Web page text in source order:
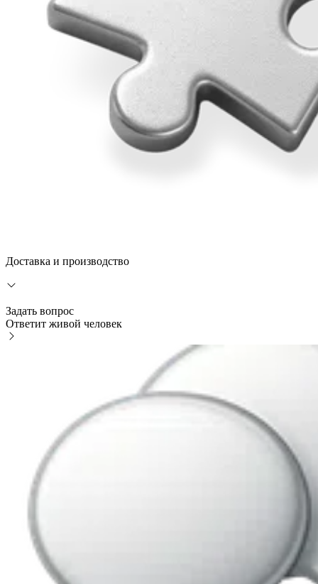
Доставка и производство
Задать вопрос
Ответит живой человек